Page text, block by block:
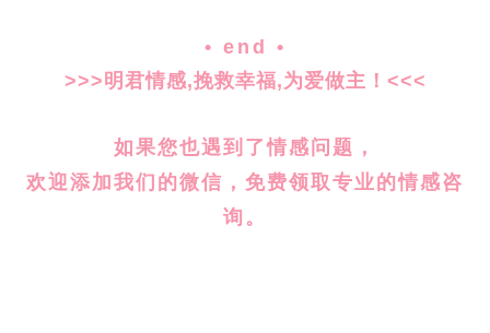
• end •
>>>明君情感,挽救幸福,为爱做主！<<<
如果您也遇到了情感问题，
欢迎添加我们的微信，免费领取专业的情感咨
询。